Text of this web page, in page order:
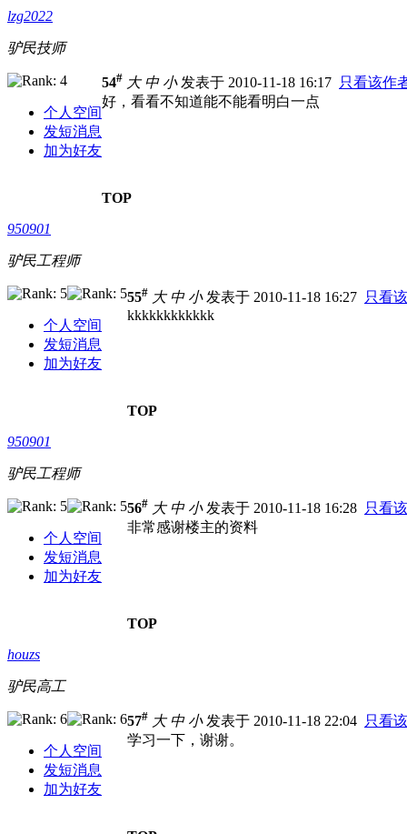
lzg2022
驴民技师
个人空间
发短消息
加为好友
54# 大 中 小发表于 2010-11-18 16:17 只看该作
好，看看不知道能不能看明白一点
TOP
950901
驴民工程师
个人空间
发短消息
加为好友
55# 大 中 小发表于 2010-11-18 16:27 只看
kkkkkkkkkkkk
TOP
950901
驴民工程师
个人空间
发短消息
加为好友
56# 大 中 小发表于 2010-11-18 16:28 只看
非常感谢楼主的资料
TOP
houzs
驴民高工
个人空间
发短消息
加为好友
57# 大 中 小发表于 2010-11-18 22:04 只看
学习一下，谢谢。